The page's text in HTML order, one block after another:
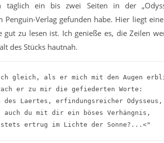
täglich ein bis zwei Seiten in der
Penguin-Verlag gefunden habe. Hier liegt
gut zu lesen ist. Ich genieße es, die Zeilen
des Stücks hautnah.
gleich, als er mich mit den Augen
er zu mir die gefiederten Worte:
des Laertes, erfindungsreicher Odysseus,
auch du mit dir ein böses Verhängnis,
ertrug im Lichte der Sonne?...<"